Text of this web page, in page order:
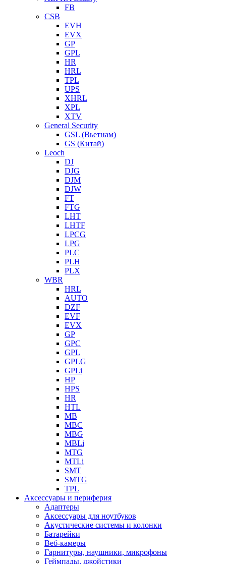
FB
CSB
EVH
EVX
GP
GPL
HR
HRL
TPL
UPS
XHRL
XPL
XTV
General Security
GSL (Вьетнам)
GS (Китай)
Leoch
DJ
DJG
DJM
DJW
FT
FTG
LHT
LHTF
LPCG
LPG
PLC
PLH
PLX
WBR
HRL
AUTO
DZF
EVF
EVX
GP
GPC
GPL
GPLG
GPLi
HP
HPS
HR
HTL
MB
MBC
MBG
MBLi
MTG
MTLi
SMT
SMTG
TPL
Аксессуары и периферия
Адаптеры
Аксессуары для ноутбуков
Акустические системы и колонки
Батарейки
Веб-камеры
Гарнитуры, наушники, микрофоны
Геймпады, джойстики